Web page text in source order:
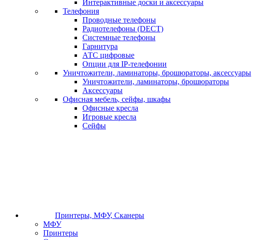
Интерактивные доски и аксессуары
Телефония
Проводные телефоны
Радиотелефоны (DECT)
Системные телефоны
Гарнитура
АТС цифровые
Опции для IP-телефонии
Уничтожители, ламинаторы, брошюраторы, аксессуары
Уничтожители, ламинаторы, брошюраторы
Аксессуары
Офисная мебель, сейфы, шкафы
Офисные кресла
Игровые кресла
Сейфы
Принтеры, МФУ, Сканеры
МФУ
Принтеры